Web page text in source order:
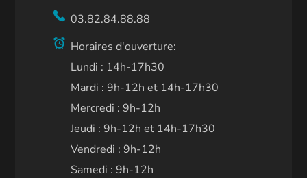
03.82.84.88.88
Horaires d'ouverture:
Lundi : 14h-17h30
Mardi : 9h-12h et 14h-17h30
Mercredi : 9h-12h
Jeudi : 9h-12h et 14h-17h30
Vendredi : 9h-12h
Samedi : 9h-12h